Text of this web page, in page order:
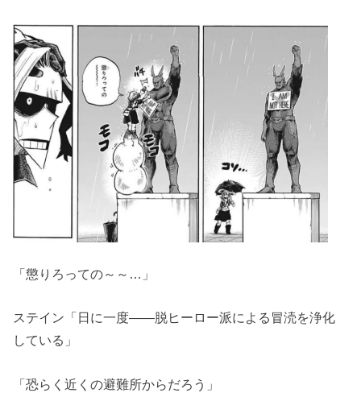
「懲りろっての～～…」
ステイン「日に一度――脱ヒーロー派による冒涜を浄化
している」
「恐らく近くの避難所からだろう」